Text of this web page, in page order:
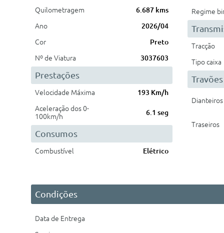
Quilometragem
6.687 kms
Ano
2026/04
Cor
Preto
Nº de Viatura
3037603
Prestações
Velocidade Máxima
193 Km/h
Aceleração dos 0-
100km/h
6.1 seg
Consumos
Combustível Elétrico
Regime
Tracção
Tipo caixa
Travões
Dianteiros
Traseiros
Condições
Data de Entrega